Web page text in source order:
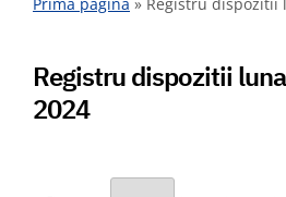
Registru dispozitii
2024